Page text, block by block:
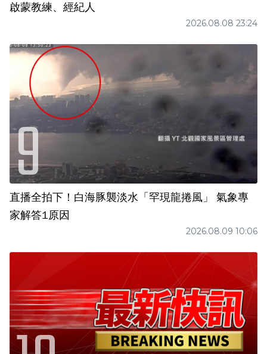
啟蒙教練、經紀人
2026.08.08 23:24
直播全拍下！白海豚襲淡水「罕現龍捲風」 氣象專
家解答1原因
2026.08.09 10:06